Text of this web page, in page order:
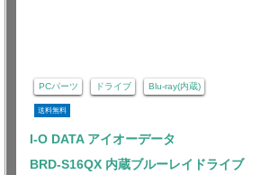
PCパーツ ドライブ Blu-ray(内蔵)
送料無料
I-O DATA アイオーデータ
BRD-S16QX 内蔵ブルーレイドライブ